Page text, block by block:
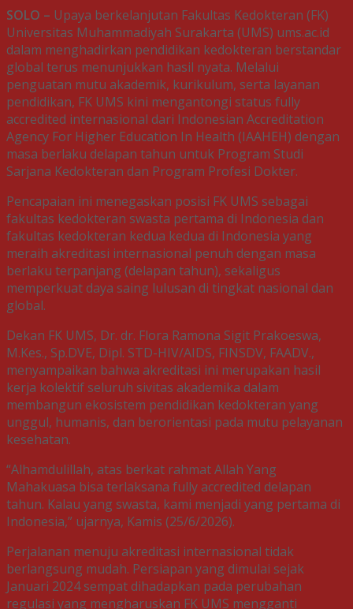
SOLO – Upaya berkelanjutan Fakultas Kedokteran (FK)
Universitas Muhammadiyah Surakarta (UMS) ums.ac.id
dalam menghadirkan pendidikan kedokteran berstandar
global terus menunjukkan hasil nyata. Melalui
penguatan mutu akademik, kurikulum, serta layanan
pendidikan, FK UMS kini mengantongi status fully
accredited internasional dari Indonesian Accreditation
Agency For Higher Education In Health (IAAHEH) dengan
masa berlaku delapan tahun untuk Program Studi
Sarjana Kedokteran dan Program Profesi Dokter.
Pencapaian ini menegaskan posisi FK UMS sebagai
fakultas kedokteran swasta pertama di Indonesia dan
fakultas kedokteran kedua kedua di Indonesia yang
meraih akreditasi internasional penuh dengan masa
berlaku terpanjang (delapan tahun), sekaligus
memperkuat daya saing lulusan di tingkat nasional dan
global.
Dekan FK UMS, Dr. dr. Flora Ramona Sigit Prakoeswa,
M.Kes., Sp.DVE, Dipl. STD-HIV/AIDS, FINSDV, FAADV.,
menyampaikan bahwa akreditasi ini merupakan hasil
kerja kolektif seluruh sivitas akademika dalam
membangun ekosistem pendidikan kedokteran yang
unggul, humanis, dan berorientasi pada mutu pelayanan
kesehatan.
“Alhamdulillah, atas berkat rahmat Allah Yang
Mahakuasa bisa terlaksana fully accredited delapan
tahun. Kalau yang swasta, kami menjadi yang pertama di
Indonesia,” ujarnya, Kamis (25/6/2026).
Perjalanan menuju akreditasi internasional tidak
berlangsung mudah. Persiapan yang dimulai sejak
Januari 2024 sempat dihadapkan pada perubahan
regulasi yang mengharuskan FK UMS mengganti